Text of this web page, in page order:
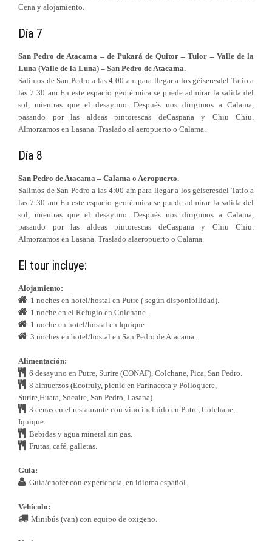
Cena y alojamiento.
Día 7
San Pedro de Atacama – de Pukará de Quitor – Tulor – Valle de la
Luna (Valle de la Luna) – San Pedro de Atacama.
Salimos de San Pedro a las 4:00 am para llegar a los géiseresdel Tatio a
las 7:30 am En este espacio geotérmica se puede admirar la salida del
sol, mientras que el desayuno. Después nos dirigimos a Calama,
pasando por las aldeas pintorescas deCaspana y Chiu Chiu.
Almorzamos en Lasana. Traslado al aeropuerto o Calama.
Día 8
San Pedro de Atacama – Calama o Aeropuerto.
Salimos de San Pedro a las 4:00 am para llegar a los géiseresdel Tatio a
las 7:30 am En este espacio geotérmica se puede admirar la salida del
sol, mientras que el desayuno. Después nos dirigimos a Calama,
pasando por las aldeas pintorescas deCaspana y Chiu Chiu.
Almorzamos en Lasana. Traslado alaeropuerto o Calama.
El tour incluye:
Alojamiento:
1 noches en hotel/hostal en Putre ( según disponibilidad).
1 noche en el Refugio en Colchane.
1 noche en hotel/hostal en Iquique.
3 noches en hotel/hostal en San Pedro de Atacama.
Alimentación:
6 desayuno en Putre, Surire (CONAF), Colchane, Pica, San Pedro.
8 almuerzos (Ecotruly, picnic en Parinacota y Polloquere,
Surire,Huara, Socaire, San Pedro, Lasana).
3 cenas en el restaurante con vino incluido en Putre, Colchane,
Iquique.
Bebidas y agua mineral sin gas.
Frutas, café, galletas.
Guía:
Guía/chofer con experiencia, en idioma español.
Vehículo:
Minibús (van) con equipo de oxigeno.